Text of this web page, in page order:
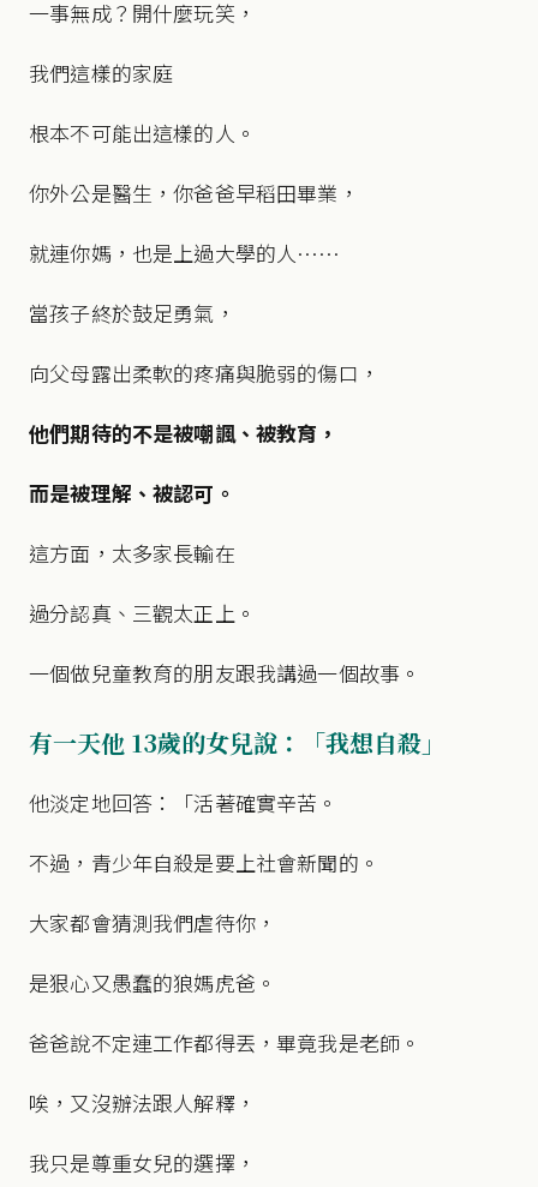
一事無成？開什麼玩笑，
我們這樣的家庭
根本不可能出這樣的人。
你外公是醫生，你爸爸早稻田畢業，
就連你媽，也是上過大學的人……
當孩子終於鼓足勇氣，
向父母露出柔軟的疼痛與脆弱的傷口，
他們期待的不是被嘲諷、被教育，
而是被理解、被認可。
這方面，太多家長輸在
過分認真、三觀太正上。
一個做兒童教育的朋友跟我講過一個故事。
有一天他 13歲的女兒說：「我想自殺」
他淡定地回答：「活著確實辛苦。
不過，青少年自殺是要上社會新聞的。
大家都會猜測我們虐待你，
是狠心又愚蠢的狼媽虎爸。
爸爸說不定連工作都得丟，畢竟我是老師。
唉，又沒辦法跟人解釋，
我只是尊重女兒的選擇，